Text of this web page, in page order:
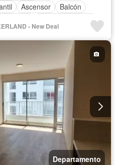
Ascensor
Balcón
Cocina equipada
Patio
Vigilante
Sin amoblar
- New Deal
Departamento